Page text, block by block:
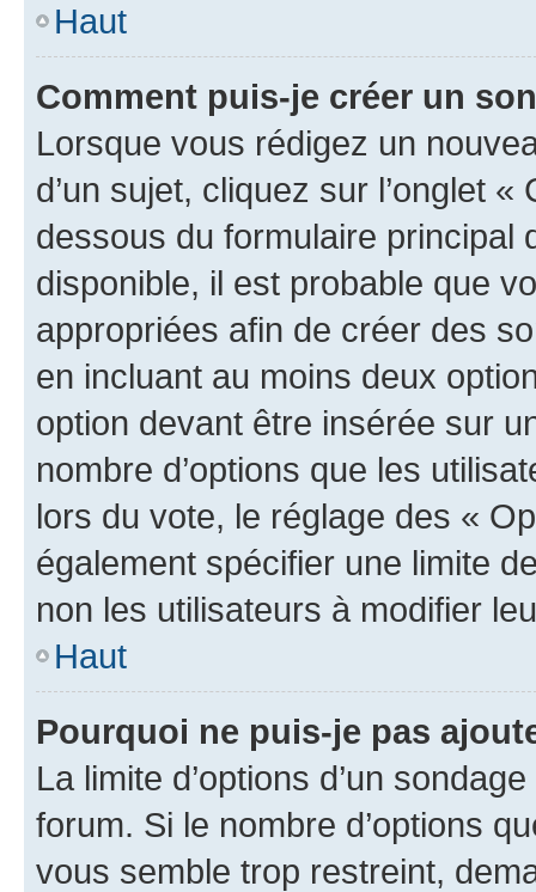
Haut
Comment puis-je créer un
Lorsque vous rédigez un
d’un sujet, cliquez sur l’onglet
dessous du formulaire principal
disponible, il est probable que
appropriées afin de créer des
en incluant au moins deux
option devant être insérée sur
nombre d’options que les
lors du vote, le réglage des «
également spécifier une limite
non les utilisateurs à modifier
Haut
Pourquoi ne puis-je pas
La limite d’options d’un
forum. Si le nombre d’options
vous semble trop restreint,